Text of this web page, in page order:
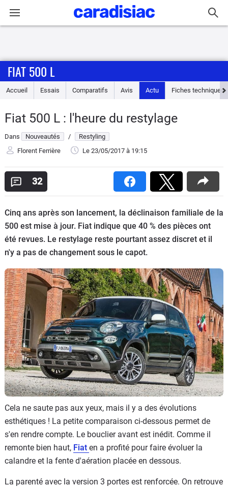
Accueil
Essais
Guide
Electriques
Utilitaires
Flottes
Auto
Services
Forum
Moto
Marques
FIAT 500 L
Accueil Essais Comparatifs Avis Actu Fiches techniques
Fiat 500 L : l'heure du restylage
Dans Nouveautés /
Restyling
Florent Ferrière
Le 23/05/2017 à 19:15
32
Cinq ans après son lancement, la déclinaison familiale de la
500 est mise à jour. Fiat indique que 40 % des pièces ont
été revues. Le restylage reste pourtant assez discret et il
n'y a pas de changement sous le capot.
Cela ne saute pas aux yeux, mais il y a des évolutions
esthétiques ! La petite comparaison ci-dessous permet de
s'en rendre compte. Le bouclier avant est inédit. Comme il
remonte bien haut, Fiat en a profité pour faire évoluer la
calandre et la fente d'aération placée en dessous.
La parenté avec la version 3 portes est renforcée. On retrouve